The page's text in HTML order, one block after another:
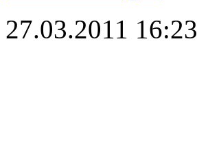
27.03.2011 16:23